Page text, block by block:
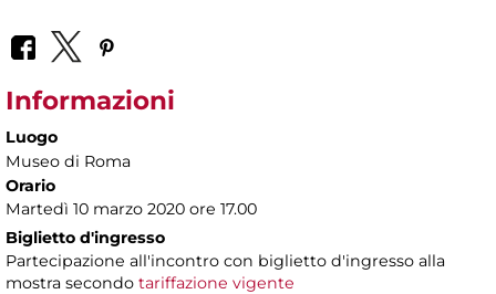
Informazioni
Luogo
Museo di Roma
Orario
Martedì 10 marzo 2020 ore 17.00
Biglietto d'ingresso
Partecipazione all'incontro con biglietto d'ingresso alla
mostra secondo tariffazione vigente